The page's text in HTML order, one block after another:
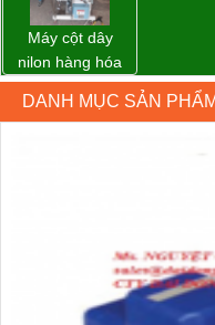
Máy cột dây
nilon hàng hóa
model CY-100
DANH MỤC SẢN PHẨM